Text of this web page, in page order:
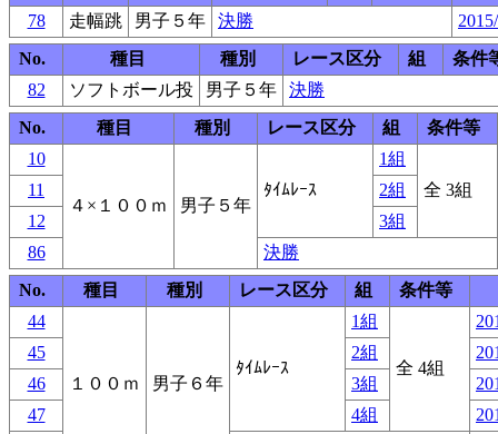
78
走幅跳 男子５年 決勝
No.
種目 種別 レース区分 組
条件
82
ソフトボール投 男子５年
決勝
No.
種目 種別 レース区分 組
条件等
10
４×１００ｍ 男子５年
ﾀｲﾑﾚｰｽ
1組
全 3組
11
2組
12
3組
86
決勝
No.
種目 種別 レース区分 組
条件等
44
１００ｍ 男子６年
ﾀｲﾑﾚｰｽ
1組
全 4組
45
2組
46
3組
47
4組